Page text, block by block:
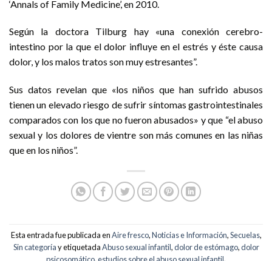
‘Annals of Family Medicine’, en 2010.
Según la doctora Tilburg hay «una conexión cerebro-
intestino por la que el dolor influye en el estrés y éste causa
dolor, y los malos tratos son muy estresantes”.
Sus datos revelan que «los niños que han sufrido abusos
tienen un elevado riesgo de sufrir síntomas gastrointestinales
comparados con los que no fueron abusados» y que “el abuso
sexual y los dolores de vientre son más comunes en las niñas
que en los niños”.
Esta entrada fue publicada enAire fresco,Noticias e Información,Secuelas,
Sin categoríay etiquetadaAbuso sexual infantil,dolor de estómago,dolor
psicosomático,estudios sobre el abuso sexual infantil.